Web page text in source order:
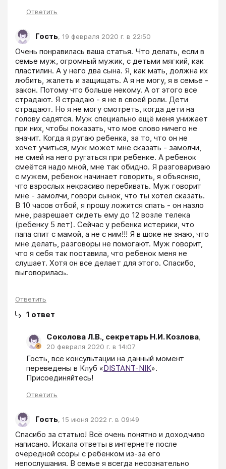
Ответить
Гость, 19 февраля 2020 г. в 22:50
Очень понравилась ваша статья. Что делать, если в
семье муж, огромный мужик, с детьми мягкий, как
пластилин. А у него два сына. Я, как мать, должна их
любить, жалеть и защищать. А я не могу, я в семье -
закон. Потому что больше некому. А от этого все
страдают. Я страдаю - я не в своей роли. Дети
страдают. Но я не могу смотреть, когда дети на
голову садятся. Муж специально ещё меня унижает
при них, чтобы показать, что мое слово ничего не
значит. Когда я ругаю ребенка, за то, что он не
хочет учиться, муж может мне сказать - замолчи,
не смей на него ругаться при ребенке. А ребенок
смеётся надо мной, мне так обидно. Я разговариваю
с мужем, ребенок начинает говорить, я объясняю,
что взрослых некрасиво перебивать. Муж говорит
мне - замолчи, говори сынок, что ты хотел сказать.
В 10 часов отбой, я прошу ложится спать - он назло
мне, разрешает сидеть ему до 12 возле телека
(ребенку 5 лет). Сейчас у ребенка истерики, что
папа спит с мамой, а не с ним!!! Я в шоке не знаю, что
мне делать, разговоры не помогают. Муж говорит,
что я себя так поставила, что ребенок меня не
слушает. Хотя он все делает для этого. Спасибо,
выговорилась.
Ответить
1 ответ
Соколова Л.В., секретарь Н.И. Козлова,
20 февраля 2020 г. в 14:07
Гость, все консультации на данный момент
переведены в Клуб «DISTANT-NIK».
Присоединяйтесь!
Ответить
Гость, 15 июня 2022 г. в 09:49
Спасибо за статью! Всё очень понятно и доходчиво
написано. Искала ответы в интернете после
очередной ссоры с ребенком из-за его
непослушания. В семье я всегда несознательно